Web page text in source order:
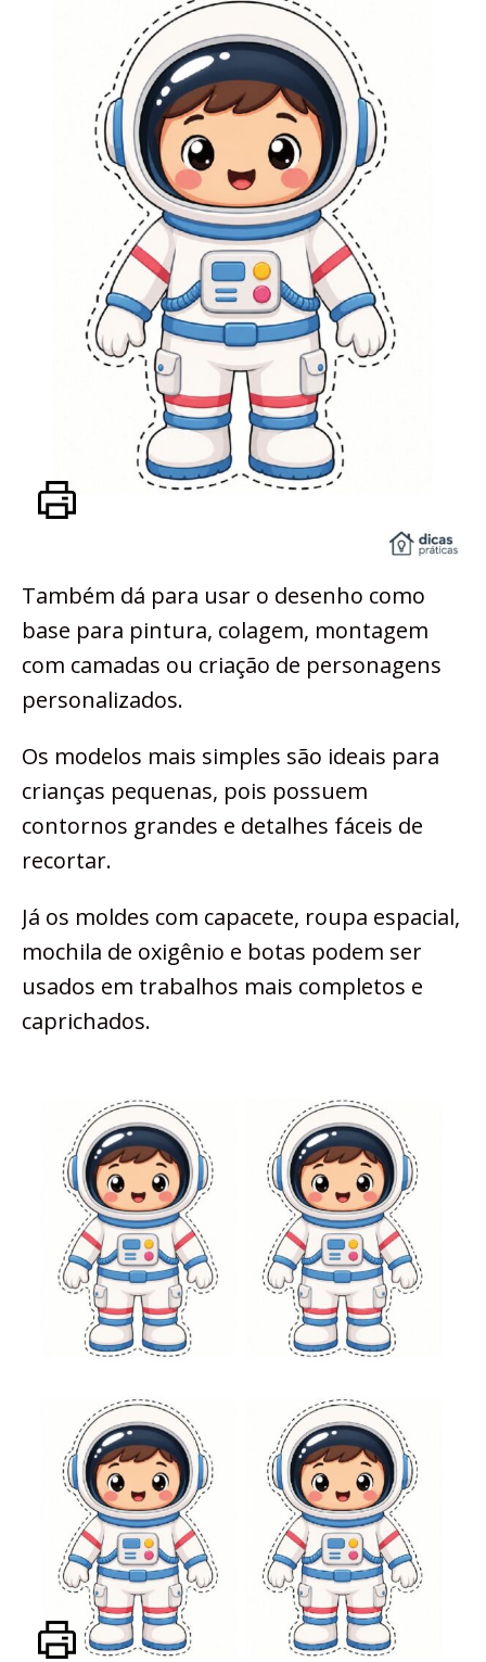
Também dá para usar o desenho como
base para pintura, colagem, montagem
com camadas ou criação de personagens
personalizados.
Os modelos mais simples são ideais para
crianças pequenas, pois possuem
contornos grandes e detalhes fáceis de
recortar.
Já os moldes com capacete, roupa espacial,
mochila de oxigênio e botas podem ser
usados em trabalhos mais completos e
caprichados.